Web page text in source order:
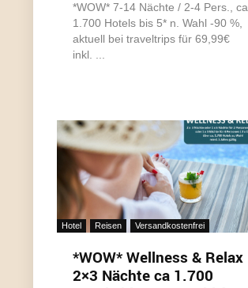
*WOW* 7-14 Nächte / 2-4 Pers., ca
1.700 Hotels bis 5* n. Wahl -90 %,
aktuell bei traveltrips für 69,99€
inkl. ...
Hotel Reisen Versandkostenfrei
*WOW* Wellness & Relax
2×3 Nächte ca 1.700